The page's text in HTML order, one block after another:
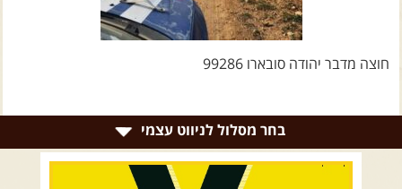
צרו קשר עם שבילים
אודות יואב קווה והאתר שבילים
חוצה מדבר יהודה סובארו 99286
בחר מסלול לניווט עצמי
רמת הגולן וגליל עליון